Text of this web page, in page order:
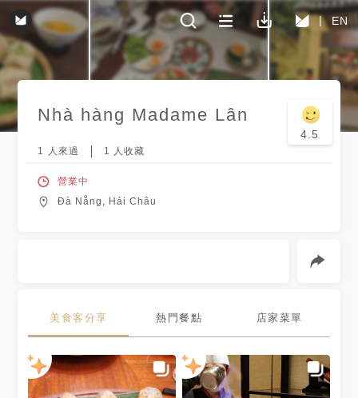
EN
Nhà hàng Madame Lân
4.5
1 人來過 1 人收藏
營業中
Đà Nẵng, Hải Châu
美食客分享 熱門餐點 店家菜單